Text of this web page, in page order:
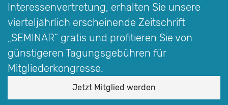
Interessen­vertretung, erhalten Sie unsere
vierteljährlich erscheinende Zeitschrift
„SEMINAR“ gratis und profitieren Sie von
günstigeren Tagungsgebühren für
Mitgliederkongresse.
Jetzt Mitglied werden